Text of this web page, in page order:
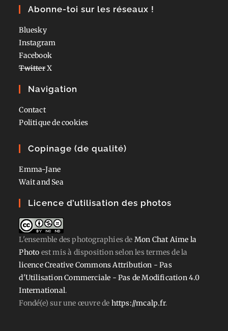
Abonne-toi sur les réseaux !
Bluesky
Instagram
Facebook
TwitterX
Navigation
Contact
Politique de cookies
Copinage (de qualité)
Emma-Jane
Wait and Sea
Licence d’utilisation des photos
L'ensemble des photographiesde Mon Chat Aime la
Photo est mis à disposition selon les termes de la
licence Creative Commons Attribution - Pas
d'Utilisation Commerciale - Pas de Modification 4.0
International.
Fondé(e) sur une œuvre de https://mcalp.fr.